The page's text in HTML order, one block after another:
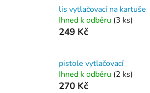
lis vytlačovací na kartuše
Ihned k odběru (3 ks)
249 Kč
pistole vytlačovací
Ihned k odběru (2 ks)
270 Kč